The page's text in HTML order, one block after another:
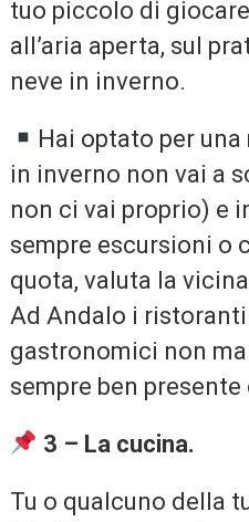
tuo piccolo di
all’aria aperta, sul
neve in inverno.
Hai optato per una
in inverno non vai a
non ci vai proprio) e
sempre escursioni o
quota, valuta la
Ad Andalo i
gastronomici non
sempre ben
3 – La cucina.
Tu o qualcuno della